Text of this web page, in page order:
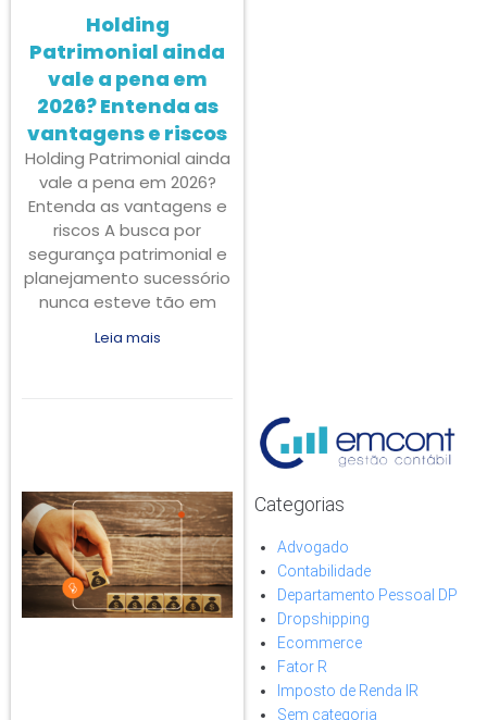
Holding
Patrimonial ainda
vale a pena em
2026? Entenda as
vantagens e riscos
Holding Patrimonial ainda
vale a pena em 2026?
Entenda as vantagens e
riscos A busca por
segurança patrimonial e
planejamento sucessório
nunca esteve tão em
Leia mais
Categorias
Advogado
Contabilidade
Departamento Pessoal DP
Dropshipping
Ecommerce
Fator R
Imposto de Renda IR
Sem categoria